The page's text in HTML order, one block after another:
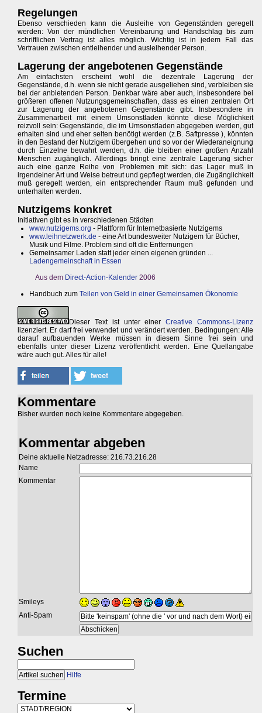
Regelungen
Ebenso verschieden kann die Ausleihe von Gegenständen geregelt
werden: Von der mündlichen Vereinbarung und Handschlag bis zum
schriftlichen Vertrag ist alles möglich. Wichtig ist in jedem Fall das
Vertrauen zwischen entleihender und ausleihender Person.
Lagerung der angebotenen Gegenstände
Am einfachsten erscheint wohl die dezentrale Lagerung der
Gegenstände, d.h. wenn sie nicht gerade ausgeliehen sind, verbleiben sie
bei der anbietenden Person. Denkbar wäre aber auch, insbesondere bei
größeren offenen Nutzungsgemeinschaften, dass es einen zentralen Ort
zur Lagerung der angebotenen Gegenstände gibt. Insbesondere in
Zusammenarbeit mit einem Umsonstladen könnte diese Möglichkeit
reizvoll sein: Gegenstände, die im Umsonstladen abgegeben werden, gut
erhalten sind und eher selten benötigt werden (z.B. Saftpresse ), könnten
in den Bestand der Nutzigem übergehen und so vor der Wiederaneignung
durch Einzelne bewahrt werden, d.h. die bleiben einer großen Anzahl
Menschen zugänglich. Allerdings bringt eine zentrale Lagerung sicher
auch eine ganze Reihe von Problemen mit sich: das Lager muß in
irgendeiner Art und Weise betreut und gepflegt werden, die Zugänglichkeit
muß geregelt werden, ein entsprechender Raum muß gefunden und
unterhalten werden.
Nutzigems konkret
Initiativen gibt es in verschiedenen Städten
www.nutzigems.org - Plattform für Internetbasierte Nutzigems
www.leihnetzwerk.de - eine Art bundesweiter Nutzigem für Bücher,
Musik und Filme. Problem sind oft die Entfernungen
Gemeinsamer Laden statt jeder einen eigenen gründen ...
Ladengemeinschaft in Essen
Aus dem Direct-Action-Kalender 2006
Handbuch zum Teilen von Geld in einer Gemeinsamen Ökonomie
Dieser Text ist unter einerCreative Commons-Lizenz
lizenziert. Er darf frei verwendet und verändert werden. Bedingungen: Alle
darauf aufbauenden Werke müssen in diesem Sinne frei sein und
ebenfalls unter dieser Lizenz veröffentlicht werden. Eine Quellangabe
wäre auch gut. Alles für alle!
Kommentare
Bisher wurden noch keine Kommentare abgegeben.
Kommentar abgeben
Deine aktuelle Netzadresse: 216.73.216.28
Name
Kommentar
Smileys
Anti-Spam
Suchen
Hilfe
Termine